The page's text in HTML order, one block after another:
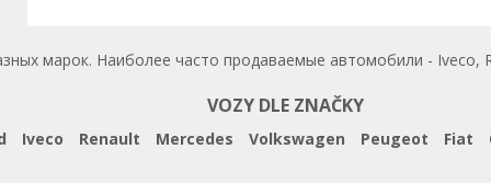
марок. Наиболее часто продаваемые автомобили -
VOZY DLE ZNAČKY
Iveco Renault Mercedes Volkswagen Peugeot Fiat